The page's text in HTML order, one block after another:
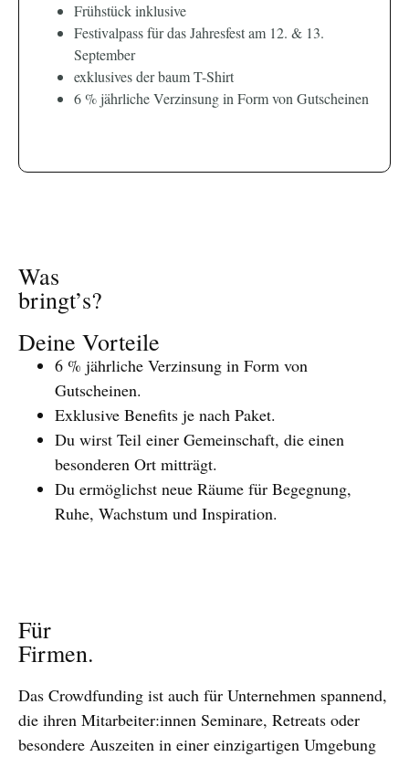
Frühstück inklusive
Festivalpass für das Jahresfest am 12. & 13.
September
exklusives der baum T-Shirt
6 % jährliche Verzinsung in Form von Gutscheinen
Was
bringt’s?
Deine Vorteile
6 % jährliche Verzinsung in Form von
Gutscheinen.
Exklusive Benefits je nach Paket.
Du wirst Teil einer Gemeinschaft, die einen
besonderen Ort mitträgt.
Du ermöglichst neue Räume für Begegnung,
Ruhe, Wachstum und Inspiration.
Für
Firmen.
Das Crowdfunding ist auch für Unternehmen spannend,
die ihren Mitarbeiter:innen Seminare, Retreats oder
besondere Auszeiten in einer einzigartigen Umgebung